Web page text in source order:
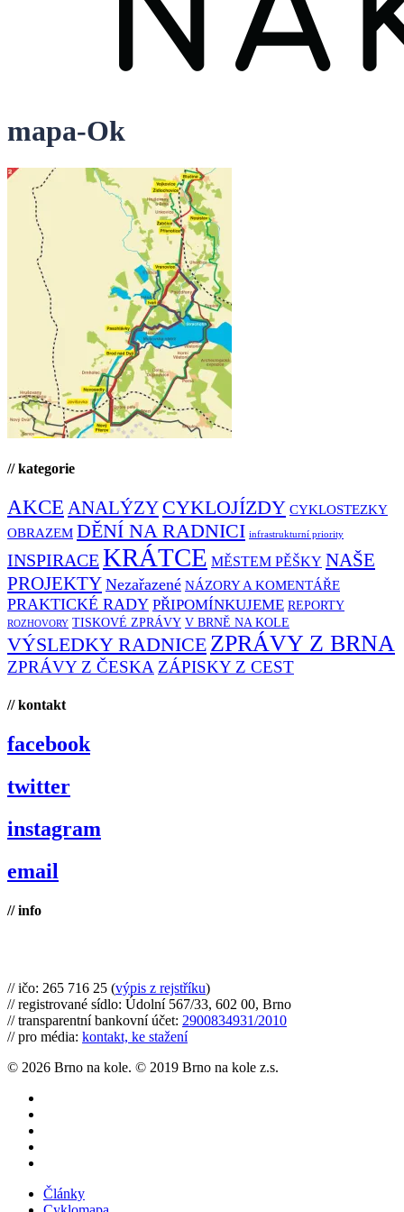
mapa-Ok
// kategorie
AKCE ANALÝZY CYKLOJÍZDY CYKLOSTEZKY
OBRAZEM DĚNÍ NA RADNICI infrastrukturní priority
INSPIRACEKRÁTCE MĚSTEM PĚŠKY NAŠE
PROJEKTY Nezařazené NÁZORY A KOMENTÁŘE
PRAKTICKÉ RADY PŘIPOMÍNKUJEME REPORTY
ROZHOVORY TISKOVÉ ZPRÁVY V BRNĚ NA KOLE
VÝSLEDKY RADNICE ZPRÁVY Z BRNA
ZPRÁVY Z ČESKA ZÁPISKY Z CEST
// kontakt
facebook
twitter
instagram
email
// info
// ičo: 265 716 25 (výpis z rejstříku)
// registrované sídlo: Údolní 567/33, 602 00, Brno
// transparentní bankovní účet: 2900834931/2010
// pro média: kontakt, ke stažení
© 2026 Brno na kole. © 2019 Brno na kole z.s.
Close
Menu
Články